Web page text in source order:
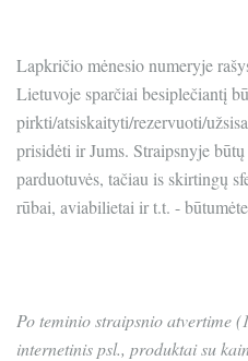
Lapkričio mėnesio numeryje
Lietuvoje sparčiai besiplečiantį
pirkti/atsiskaityti/rezervuoti/
prisidėti ir Jums. Straipsnyje
parduotuvės, tačiau is skirtingų
rūbai, aviabilietai ir t.t. -
Po teminio straipsnio atvertime
internetinis psl., produktai su